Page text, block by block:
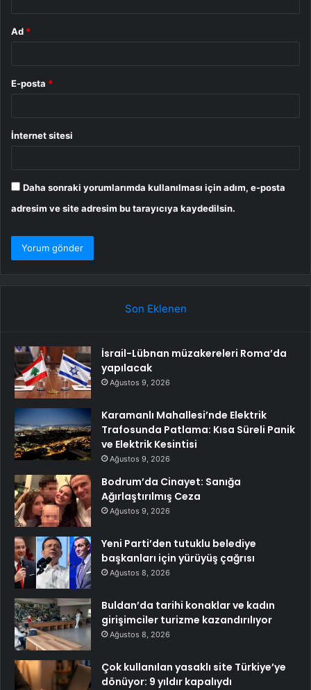
Ad *
E-posta *
İnternet sitesi
Daha sonraki yorumlarımda kullanılması için adım, e-posta
adresim ve site adresim bu tarayıcıya kaydedilsin.
Son Eklenen
İsrail-Lübnan müzakereleri Roma’da
yapılacak
Ağustos 9, 2026
Karamanlı Mahallesi’nde Elektrik
Trafosunda Patlama: Kısa Süreli Panik
ve Elektrik Kesintisi
Ağustos 9, 2026
Bodrum’da Cinayet: Sanığa
Ağırlaştırılmış Ceza
Ağustos 9, 2026
Yeni Parti’den tutuklu belediye
başkanları için yürüyüş çağrısı
Ağustos 8, 2026
Buldan’da tarihi konaklar ve kadın
girişimciler turizme kazandırılıyor
Ağustos 8, 2026
Çok kullanılan yasaklı site Türkiye’ye
dönüyor: 9 yıldır kapalıydı